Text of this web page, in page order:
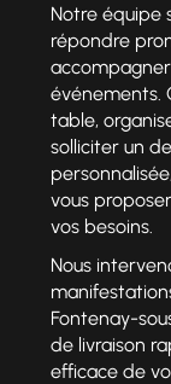
Notre équipe
répondre
événements.
table,
solliciter un
vous
vos besoins.
Nous
Fontenay-
de livraison
efficace de